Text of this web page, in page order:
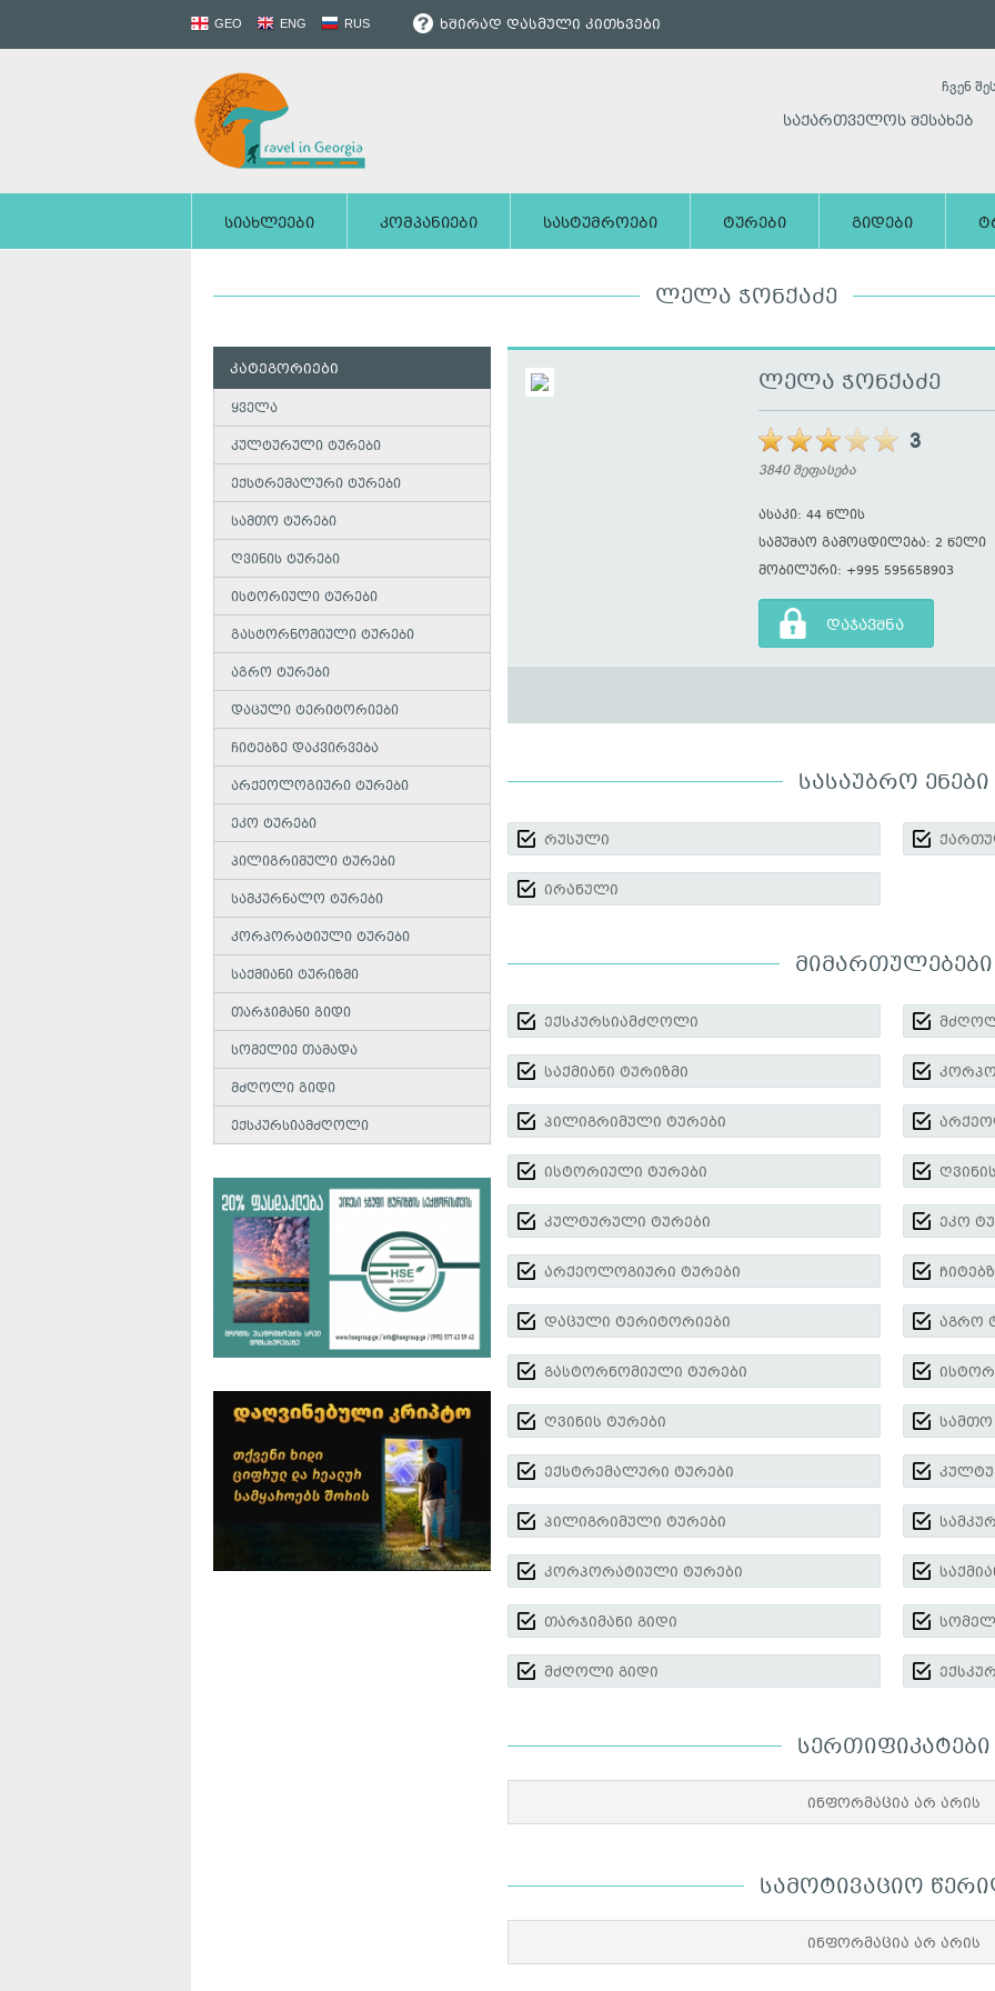
GEO ENG RUS ხშირად დასმული კითხვები
ჩვენ
საქართველოს შესახებ
სიახლეები კომპანიები სასტუმროები ტურები გიდები
ᲚᲔᲚᲐ ᲭᲝᲜᲥᲐᲫᲔ
კატეგორიები
ყველა
კულტურული ტურები
ექსტრემალური ტურები
სამთო ტურები
ღვინის ტურები
ისტორიული ტურები
გასტორნომიული ტურები
აგრო ტურები
დაცული ტერიტორიები
ჩიტებზე დაკვირვება
არქეოლოგიური ტურები
ეკო ტურები
პილიგრიმული ტურები
სამკურნალო ტურები
კორპორატიული ტურები
საქმიანი ტურიზმი
თარჯიმანი გიდი
სომელიე თამადა
მძღოლი გიდი
ექსკურსიამძღოლი
ლელა ჭონქაძე
3
3840 შეფასება
ასაკი: 44 წლის
სამუშაო გამოცდილება: 2 წელი
მობილური: +995 595658903
დაჯავშნა
ᲡᲐᲡᲐᲣᲑᲠᲝ ᲔᲜᲔᲑᲘ
რუსული
ირანული
ᲛᲘᲛᲐᲠᲗᲣᲚᲔᲑᲔᲑᲘ
ექსკურსიამძღოლი
საქმიანი ტურიზმი
პილიგრიმული ტურები
ისტორიული ტურები
კულტურული ტურები ეკო
არქეოლოგიური ტურები
დაცული ტერიტორიები აგრო
გასტორნომიული ტურები
ღვინის ტურები
ექსტრემალური ტურები
პილიგრიმული ტურები
კორპორატიული ტურები
თარჯიმანი გიდი
მძღოლი გიდი
ᲡᲔᲠᲗᲘᲤᲘᲙᲐᲢᲔᲑᲘ
ინფორმაცია არ არის
ᲡᲐᲛᲝᲢᲘᲕᲐᲪᲘᲝ
ინფორმაცია არ არის